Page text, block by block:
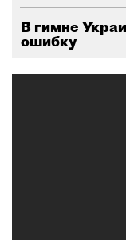
В гимне
ошибку